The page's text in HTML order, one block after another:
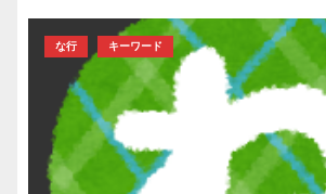
な行 キーワード